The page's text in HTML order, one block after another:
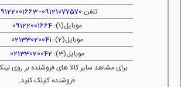
تلفن:09121077570
-
موبایل(1):
09122001664
موبایل(2):
02133020041
موبایل(3):
02133020042
برای مشاهد سایر کالا های فروشنده بر روی
فروشنده کلیلک کنید.